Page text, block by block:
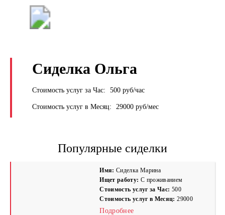
Сиделка Oльга
Стоимость услуг за Час: 500 руб/час
Стоимость услуг в Месяц: 29000 руб/мес
Популярные сиделки
Имя: Сиделка Марина
Ищет работу: С проживанием
Стоимость услуг за Час: 500
Стоимость услуг в Месяц:29000
Подробнее